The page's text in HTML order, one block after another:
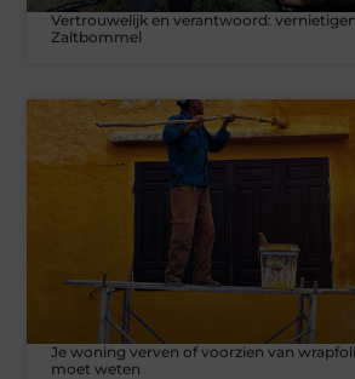
Vertrouwelijk en verantwoord:
Zaltbommel
Je woning verven of voorzien van
moet weten